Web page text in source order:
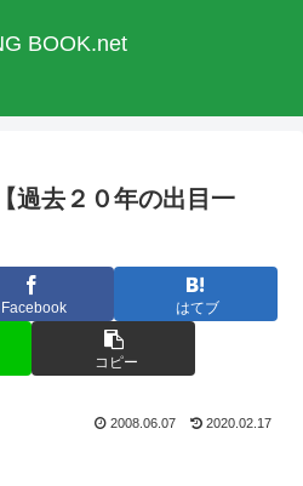
BOOK.net
過去２０年の出目一
Facebook はてブ
コピー
2008.06.07 2020.02.17